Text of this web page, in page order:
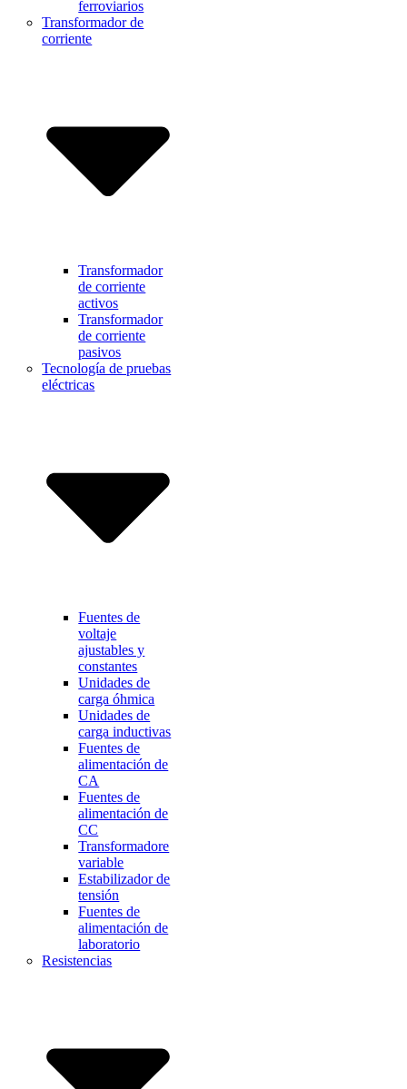
ferroviarios
Transformador de
corriente
Transformador
de corriente
activos
Transformador
de corriente
pasivos
Tecnología de pruebas
eléctricas
Fuentes de
voltaje
ajustables y
constantes
Unidades de
carga óhmica
Unidades de
carga inductivas
Fuentes de
alimentación de
CA
Fuentes de
alimentación de
CC
Transformadore
variable
Estabilizador de
tensión
Fuentes de
alimentación de
laboratorio
Resistencias